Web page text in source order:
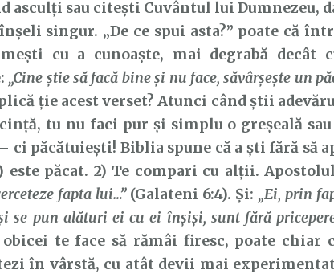
asculți sau citești Cuvântul lui Dumnezeu,
singur. „De ce spui asta?” poate că
cu a cunoaște, mai degrabă decât
„Cine știe să facă bine și nu face, săvârșește un
ție acest verset? Atunci când știi
tu nu faci pur și simplu o greșeală
ci păcătuiești! Biblia spune că a ști fără să
este păcat. 2) Te compari cu alții.
fapta lui…”(Galateni 6:4). Și: „Ei, prin
se pun alături ei cu ei înşişi, sunt fără
obicei te face să rămâi firesc, poate chiar
în vârstă, cu atât devii mai